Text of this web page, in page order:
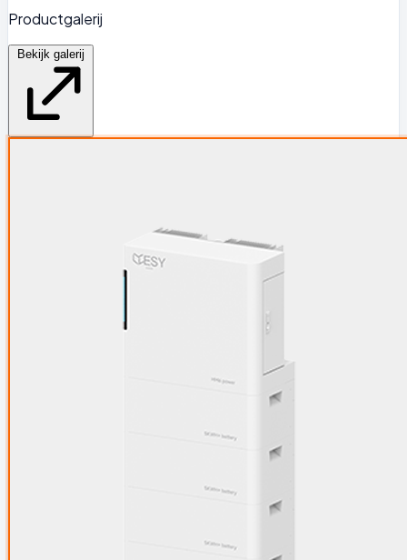
Productgalerij
Bekijk galerij